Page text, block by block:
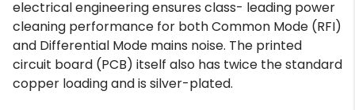
electrical engineering ensures class- leading power
cleaning performance for both Common Mode (RFI)
and Differential Mode mains noise. The printed
circuit board (PCB) itself also has twice the standard
copper loading and is silver-plated.